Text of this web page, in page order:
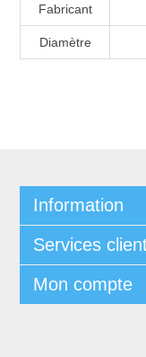
Fabricant
Diamètre
Information
Services
Mon compte